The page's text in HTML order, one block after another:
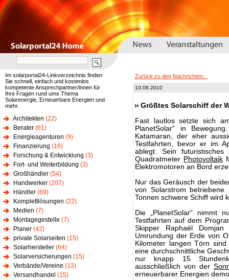
Im solarportal24-Linkverzeichnis finden
Sie schnell, einfach und kostenlos
kompetente Ansprechpartner/innen für
Ihre Fragen rund ums Thema
Solarenergie, Erneuerbare Energien und
mehr.
Architekten (22)
Berater (61)
Energieagenturen (9)
Finanzierung (16)
Forschung & Entwicklung (3)
Fort- und Weiterbildung (3)
Großhändler (54)
Handwerker (207)
Händler (69)
Komplettlösungen (22)
Medien (7)
Montagegestelle (7)
Planer (42)
private Solarseiten (15)
Solarhersteller (64)
Solarversicherungen (15)
Verbände/Vereine (13)
Versandhandel (15)
Zurück zu den Nachrichten...
10.08.2010
Größtes Solarschiff der
Fast lautlos setzte sich
PlanetSolar“ in
Katamaran, der eher
Testfahrten, bevor er im
ablegt. Sein
Quadratmeter Photovoltaik
Elektromotoren an Bord
Nur das Geräusch der
von Solarstrom
Tonnen schwere Schiff wird
Die „PlanetSolar“ nimmt
Testfahrten auf dem
Skipper Raphaël
Umrundung der Erde von
Kilometer langen Törn
eine durchschnittliche
nur knapp 15
ausschließlich von der
erneuerbarer Energien